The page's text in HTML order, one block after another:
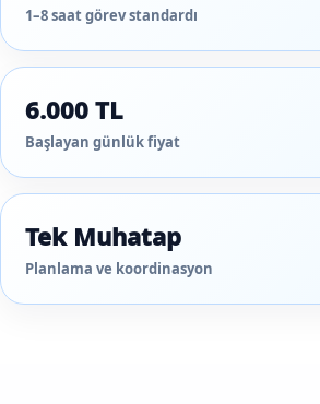
1–8 saat görev standardı
6.000 TL
Başlayan günlük fiyat
Tek Muhatap
Planlama ve koordinasyon